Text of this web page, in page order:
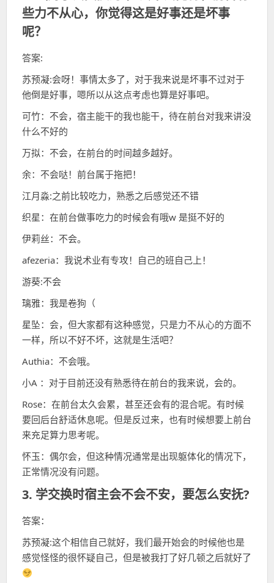
些力不从心，你觉得这是好事还是坏事
呢？
答案:
苏预凝:会呀！事情太多了，对于我来说是坏事不过对于
他倒是好事，嗯所以从这点考虑也算是好事吧。
可竹：不会，宿主能干的我也能干，待在前台对我来讲没
什么不好的
万拟：不会，在前台的时间越多越好。
余：不会哒！前台属于拖把！
江月淼:之前比较吃力，熟悉之后感觉还不错
织星：在前台做事吃力的时候会有哦w 是挺不好的
伊莉丝：不会。
afezeria：我说术业有专攻！自己的班自己上！
游葵:不会
璃雅：我是卷狗（
星坠：会，但大家都有这种感觉，只是力不从心的方面不
一样，所以不好不坏，这就是生活吧？
Authia：不会哦。
小A ：对于目前还没有熟悉待在前台的我来说，会的。
Rose：在前台太久会累，甚至还会有的混合呢。有时候
要回后台舒适休息呢。但是反过来，也有时候想要上前台
来充足算力思考呢。
怀玉：偶尔会，但这种情况通常是出现躯体化的情况下，
正常情况没有问题。
3. 学交换时宿主会不会不安，要怎么安抚?
答案：
苏预凝:这个相信自己就好，我们最开始会的时候他也是
感觉怪怪的很怀疑自己，但是被我打了好几顿之后就好了